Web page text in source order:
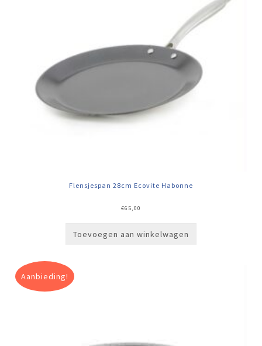
Flensjespan 28cm Ecovite Habonne
€65,00
Toevoegen aan winkelwagen
Aanbieding!